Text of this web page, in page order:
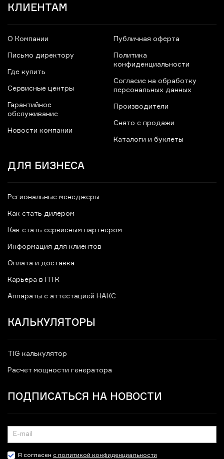
КЛИЕНТАМ
О Компании
Письмо директору
Где купить
Сервисные центры
Гарантийное
обслуживание
Новости компании
Публичная оферта
Политика
конфиденциальности
Согласие на обработку
персональных данных
Производители
Снято с продажи
Каталоги и буклеты
ДЛЯ БИЗНЕСА
Региональные менеджеры
Как стать дилером
Как стать сервисным партнером
Информация для клиентов
Оплата и доставка
Карьера в ПТК
Аппараты с аттестацией НАКС
КАЛЬКУЛЯТОРЫ
TIG калькулятор
Расчет мощности генератора
ПОДПИСАТЬСЯ НА НОВОСТИ
Я согласен с политикой конфиденциальности